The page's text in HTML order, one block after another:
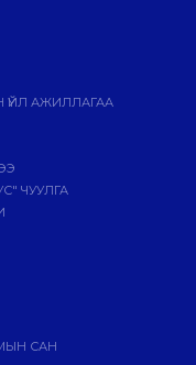
АЖИЛЛАГАА
ЧУУЛГА
САН